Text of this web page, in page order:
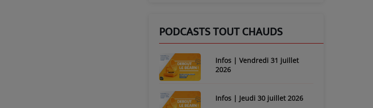
PODCASTS TOUT CHAUDS
Infos | Vendredi 31 juillet
2026
Infos | Jeudi 30 juillet 2026